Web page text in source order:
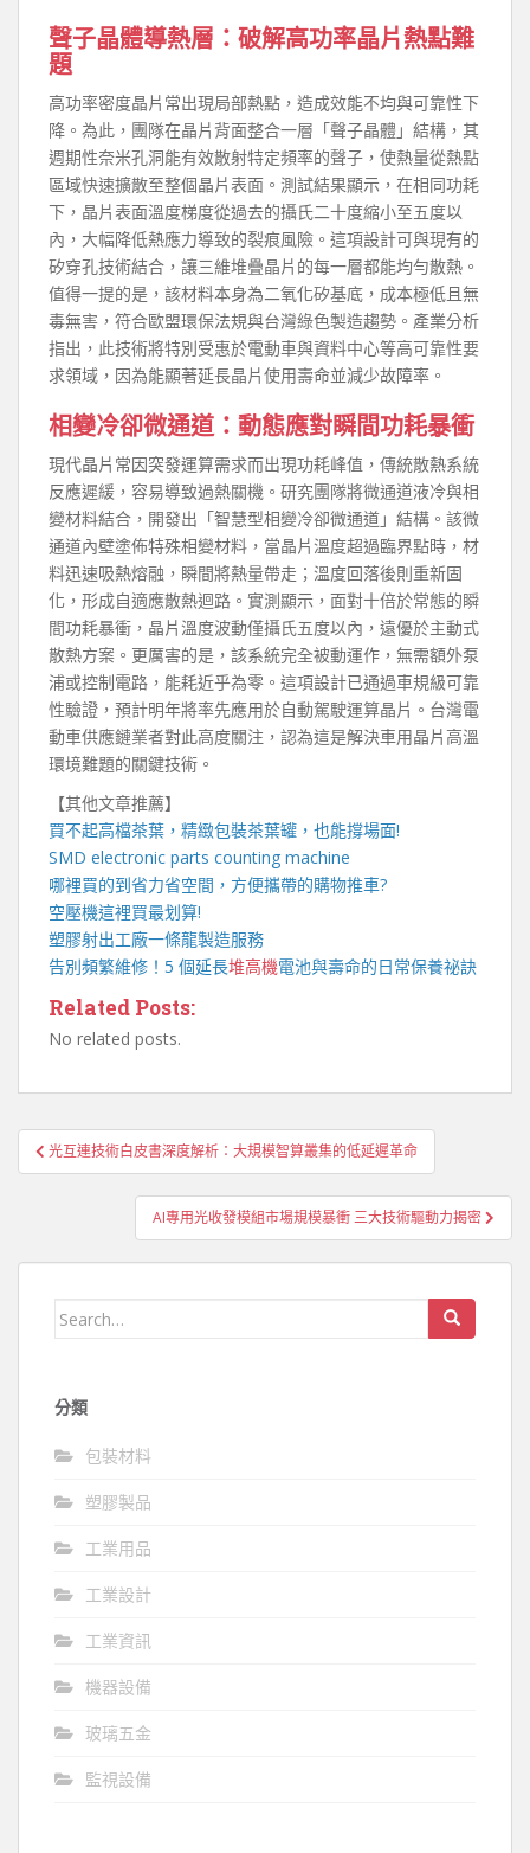
聲子晶體導熱層：破解高功率晶片熱點難
題
高功率密度晶片常出現局部熱點，造成效能不均與可靠性下
降。為此，團隊在晶片背面整合一層「聲子晶體」結構，其
週期性奈米孔洞能有效散射特定頻率的聲子，使熱量從熱點
區域快速擴散至整個晶片表面。測試結果顯示，在相同功耗
下，晶片表面溫度梯度從過去的攝氏二十度縮小至五度以
內，大幅降低熱應力導致的裂痕風險。這項設計可與現有的
矽穿孔技術結合，讓三維堆疊晶片的每一層都能均勻散熱。
值得一提的是，該材料本身為二氧化矽基底，成本極低且無
毒無害，符合歐盟環保法規與台灣綠色製造趨勢。產業分析
指出，此技術將特別受惠於電動車與資料中心等高可靠性要
求領域，因為能顯著延長晶片使用壽命並減少故障率。
相變冷卻微通道：動態應對瞬間功耗暴衝
現代晶片常因突發運算需求而出現功耗峰值，傳統散熱系統
反應遲緩，容易導致過熱關機。研究團隊將微通道液冷與相
變材料結合，開發出「智慧型相變冷卻微通道」結構。該微
通道內壁塗佈特殊相變材料，當晶片溫度超過臨界點時，材
料迅速吸熱熔融，瞬間將熱量帶走；溫度回落後則重新固
化，形成自適應散熱迴路。實測顯示，面對十倍於常態的瞬
間功耗暴衝，晶片溫度波動僅攝氏五度以內，遠優於主動式
散熱方案。更厲害的是，該系統完全被動運作，無需額外泵
浦或控制電路，能耗近乎為零。這項設計已通過車規級可靠
性驗證，預計明年將率先應用於自動駕駛運算晶片。台灣電
動車供應鏈業者對此高度關注，認為這是解決車用晶片高溫
環境難題的關鍵技術。
【其他文章推薦】
買不起高檔茶葉，精緻包裝茶葉罐 ，也能撐場面!
SMD electronic parts counting machine
哪裡買的到省力省空間，方便攜帶的購物推車?
空壓機這裡買最划算!
塑膠射出工廠一條龍製造服務
告別頻繁維修！5 個延長堆高機電池與壽命的日常保養祕訣
Related Posts:
No related posts.
文
章
光互連技術白皮書深度解析：大規模智算叢集的低延遲革命
AI專用光收發模組市場規模暴衝 三大技術驅動力揭密
Search
分類
包裝材料
塑膠製品
工業用品
工業設計
工業資訊
機器設備
玻璃五金
監視設備